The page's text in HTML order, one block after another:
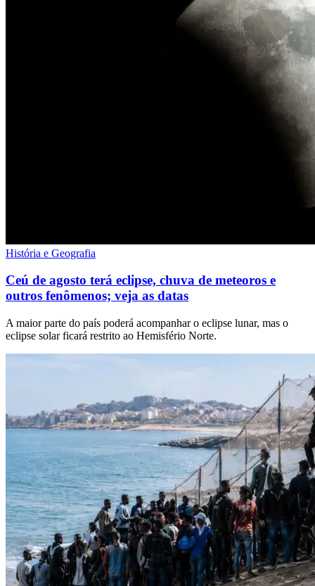
História e Geografia
Ceú de agosto terá eclipse, chuva de meteoros e
outros fenômenos; veja as datas
A maior parte do país poderá acompanhar o eclipse lunar, mas o
eclipse solar ficará restrito ao Hemisfério Norte.